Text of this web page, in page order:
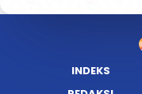
INDEKS